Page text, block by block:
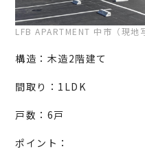
LFB APARTMENT 中市（現地
構造：木造2階建て
間取り：1LDK
戸数：6戸
ポイント：